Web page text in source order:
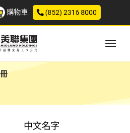
購物車 (852) 2316 8000
中文名字